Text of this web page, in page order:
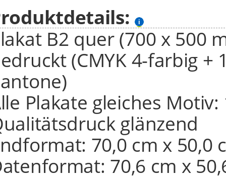
B2 quer (700 x 500
(CMYK 4-farbig +
Plakate gleiches
glänzend
70,0 cm x 50,0
70,6 cm x